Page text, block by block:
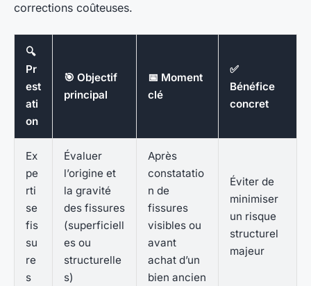
corrections coûteuses.
🔍
Pr
est
ati
on
🎯 Objectif
principal
📅 Moment
clé
✅
Bénéfice
concret
Ex
pe
rti
se
fis
su
re
s
Évaluer
l’origine et
la gravité
des fissures
(superficiell
es ou
structurelle
s)
Après
constatatio
n de
fissures
visibles ou
avant
achat d’un
bien ancien
Éviter de
minimiser
un risque
structurel
majeur